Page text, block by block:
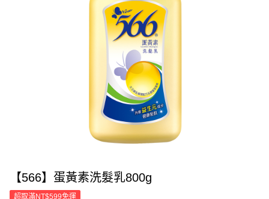
【566】蛋黃素洗髮乳800g
超取滿NT$599免運